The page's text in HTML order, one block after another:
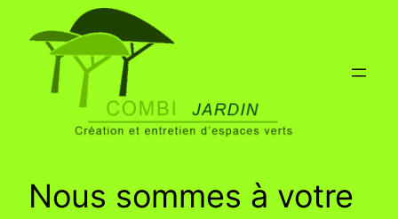
contenu
Nous sommes à votre